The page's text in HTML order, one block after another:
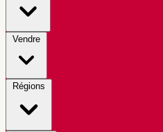
Vendre
Régions